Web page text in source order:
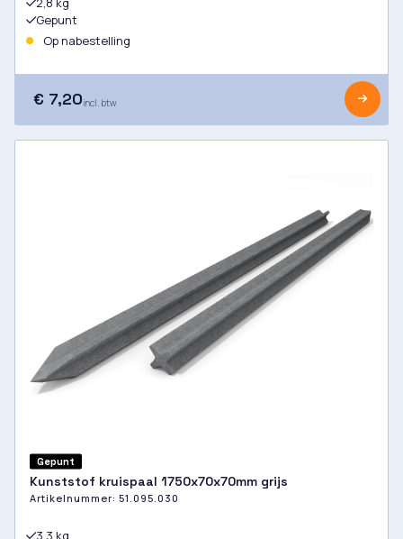
Gepunt
Op nabestelling
€ 7,20incl. btw
Gepunt
Kunststof kruispaal 1750x70x70mm grijs
Artikelnummer: 51.095.030
3,3 kg